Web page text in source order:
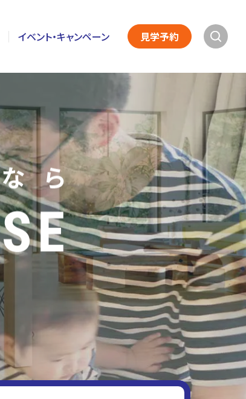
イベント・キャンペーン 見学予約